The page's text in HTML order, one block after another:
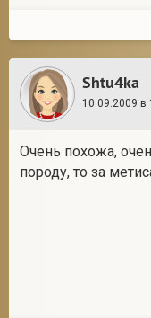
Shtu4ka
10.09.2009 в
Очень похожа,
породу, то за